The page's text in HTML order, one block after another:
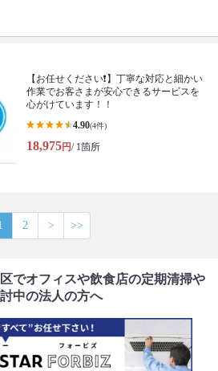
【お任せください❗️】丁寧な対応と細かい
作業でお客さまが安心できるサービスを
心がけています！！
4.90(4件)
18,975円/ 1箇所
2 > >>
でオフィスや飲食店の定期清掃や
中の法人の方へ